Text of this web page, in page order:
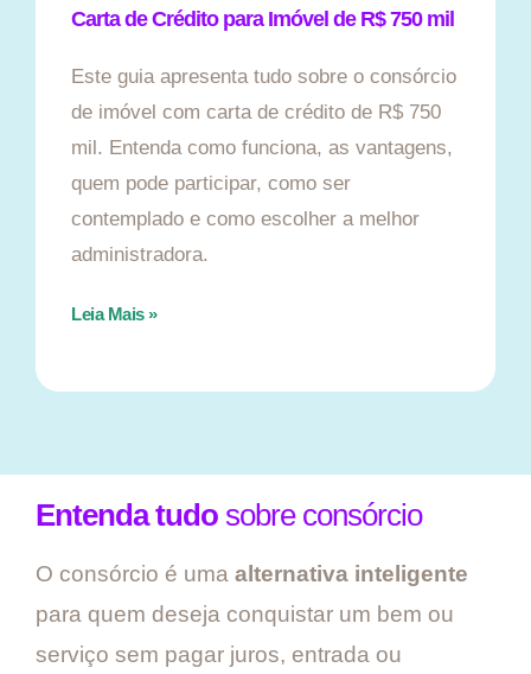
Carta de Crédito para Imóvel de R$ 750 mil
Este guia apresenta tudo sobre o consórcio
de imóvel com carta de crédito de R$ 750
mil. Entenda como funciona, as vantagens,
quem pode participar, como ser
contemplado e como escolher a melhor
administradora.
Leia Mais »
Entenda tudo sobre consórcio
O consórcio é uma alternativa inteligente
para quem deseja conquistar um bem ou
serviço sem pagar juros, entrada ou